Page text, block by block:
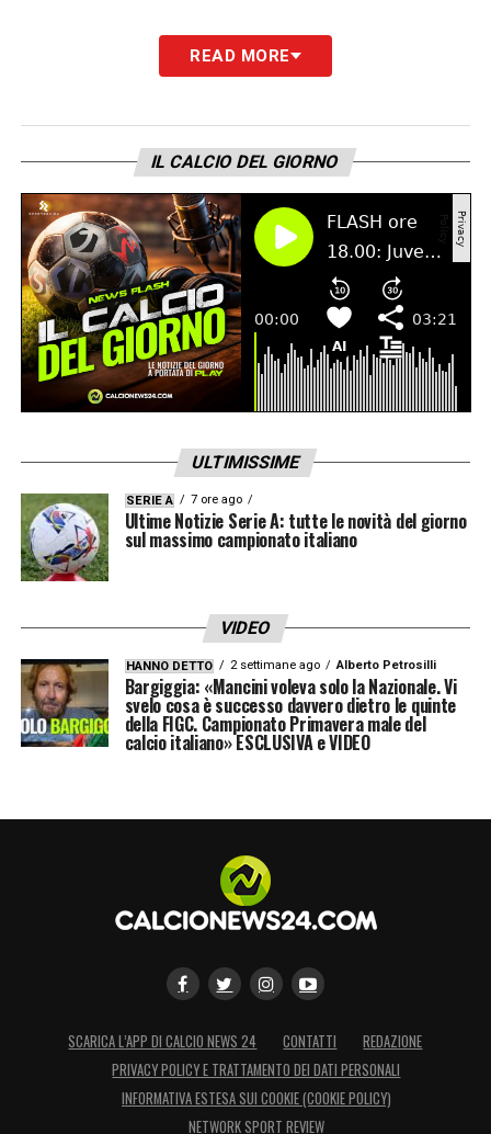
READ MORE
IL CALCIO DEL GIORNO
ULTIMISSIME
SERIE A 7 ore ago
Ultime Notizie Serie A: tutte le novità del giorno
sul massimo campionato italiano
VIDEO
HANNO DETTO 2 settimane ago Alberto Petrosilli
Bargiggia: «Mancini voleva solo la Nazionale. Vi
svelo cosa è successo davvero dietro le quinte
della FIGC. Campionato Primavera male del
calcio italiano» ESCLUSIVA e VIDEO
SCARICA L’APP DI CALCIO NEWS 24 CONTATTI
REDAZIONE
PRIVACY POLICY E TRATTAMENTO DEI DATI PERSONALI
INFORMATIVA ESTESA SUI COOKIE (COOKIE POLICY)
NETWORK SPORT REVIEW